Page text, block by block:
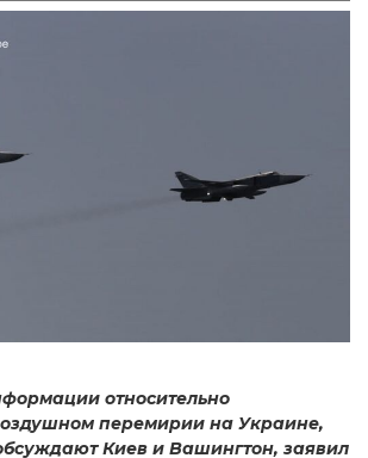
относительно
перемирии на Украине,
Киев и Вашингтон, заявил